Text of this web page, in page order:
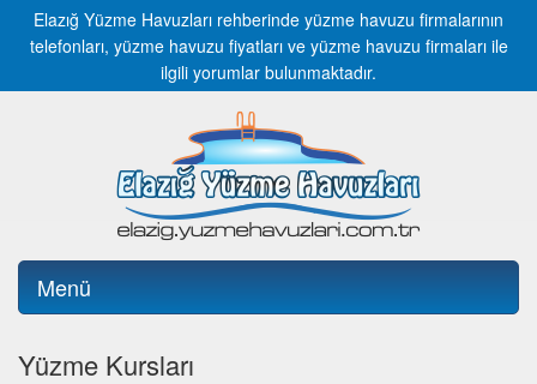
Elazığ Yüzme Havuzları rehberinde yüzme havuzu firmalarının
telefonları, yüzme havuzu fiyatları ve yüzme havuzu firmaları ile
ilgili yorumlar bulunmaktadır.
Menü
Yüzme Kursları